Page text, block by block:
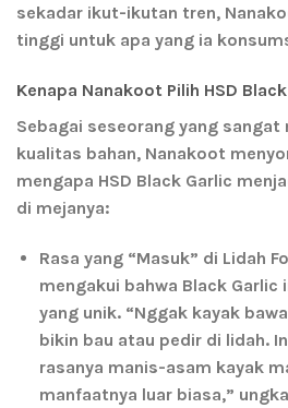
sekadar ikut-ikutan tren,
tinggi untuk apa yang ia
Kenapa Nanakoot Pilih HSD
Sebagai seseorang yang sangat
kualitas bahan, Nanakoot
mengapa HSD Black Garlic
di mejanya:
Rasa yang “Masuk” di Lidah
mengakui bahwa Black Garlic
yang unik. “Nggak kayak
bikin bau atau pedir di lidah.
rasanya manis-asam kayak
manfaatnya luar biasa,”